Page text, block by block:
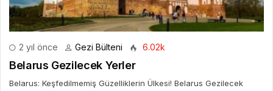
2 yıl önce Gezi Bülteni 6.02k
Belarus Gezilecek Yerler
Belarus: Keşfedilmemiş Güzelliklerin Ülkesi! Belarus Gezilecek